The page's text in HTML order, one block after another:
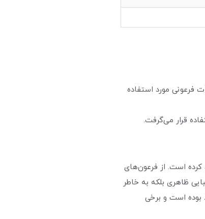
فرعونی مورد استفاده
قرار می‌گرفت.
است. از فرعون‌های
ظاهری بلکه به خاطر
و قدرت مرتبط بوده است و برخی